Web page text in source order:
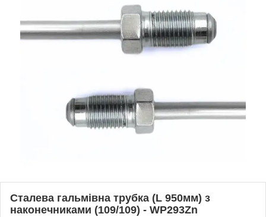
Сталева гальмівна трубка (L 950мм) з
наконечниками (109/109) - WP293Zn